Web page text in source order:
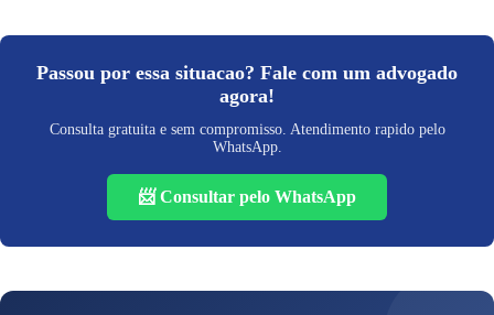
Passou por essa situacao? Fale com um advogado
agora!
Consulta gratuita e sem compromisso. Atendimento rapido pelo
WhatsApp.
📨 Consultar pelo WhatsApp